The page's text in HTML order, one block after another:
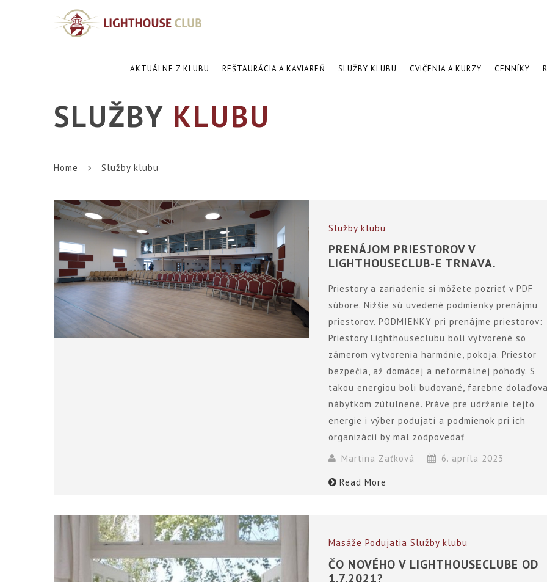
AKTUÁLNE Z KLUBU REŠTAURÁCIA A KAVIAREŇ SLUŽBY KLUBU CVIČENIA A KURZY CENNÍKY
SLUŽBY KLUBU
Home Služby klubu
Služby klubu
PRENÁJOM PRIESTOROV V
LIGHTHOUSECLUB-E TRNAVA.
Priestory a zariadenie si môžete pozrieť v PDF
súbore. Nižšie sú uvedené podmienky prenájmu
priestorov. PODMIENKY pri prenájme priestorov:
Priestory Lighthouseclubu boli vytvorené so
zámerom vytvorenia harmónie, pokoja. Priestor
bezpečia, až domácej a neformálnej pohody. S
takou energiou boli budované, farebne
nábytkom zútulnené. Práve pre udržanie tejto
energie i výber podujatí a podmienok pri ich
organizácií by mal zodpovedať
Martina Zaťková
6. apríla 2023
Read More
Masáže Podujatia Služby klubu
ČO NOVÉHO V LIGHTHOUSECLUBE OD
1.7.2021?